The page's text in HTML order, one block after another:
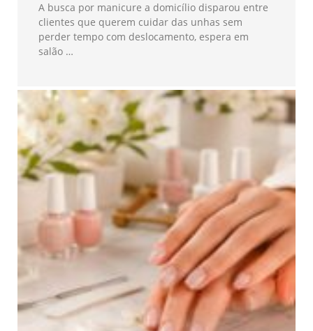
A busca por manicure a domicílio disparou entre
clientes que querem cuidar das unhas sem
perder tempo com deslocamento, espera em
salão …